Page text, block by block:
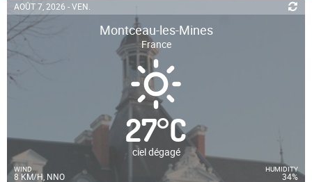
AOÛT 7, 2026 - VEN.
Montceau-les-Mines
France
27°C
ciel dégagé
WIND
8 KM/H, NNO
HUMIDITY
34%